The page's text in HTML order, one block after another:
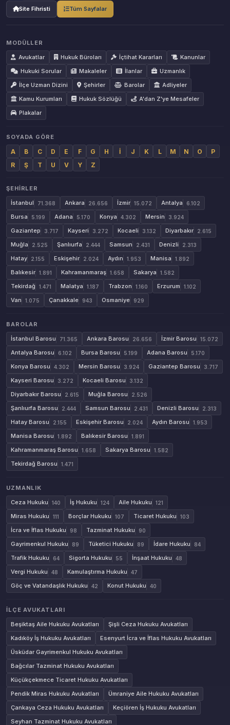
Site Fihristi Tüm Sayfalar
MODÜLLER
Avukatlar
Hukuk Büroları İçtihat Kararları
Kanunlar
Hukuki Sorular
Makaleler İlanlar
Uzmanlık
İlçe Uzman Dizini
Şehirler Barolar
Adliyeler
Kamu Kurumları
Hukuk Sözlüğü
A'dan Z'ye Mesafeler
Plakalar
SOYADA GÖRE
A B C D E F G H İ J K L M N O
P
R
Ş T U V Y Z
ŞEHIRLER
İstanbul
71.368 Ankara 26.656 İzmir 15.072 Antalya 6.102
Bursa 5.199 Adana 5.170 Konya 4.302 Mersin 3.924
Gaziantep 3.717 Kayseri 3.272 Kocaeli 3.132 Diyarbakır 2.615
Muğla 2.525 Şanlıurfa 2.444 Samsun 2.431 Denizli 2.313
Hatay 2.155 Eskişehir 2.024 Aydın 1.953 Manisa 1.892
Balıkesir 1.891 Kahramanmaraş 1.658 Sakarya 1.582
Tekirdağ 1.471 Malatya 1.187 Trabzon 1.160 Erzurum 1.102
Van 1.075 Çanakkale 943 Osmaniye 929
BAROLAR
İstanbul Barosu
71.365 Ankara Barosu 26.656 İzmir Barosu 15.072
Antalya Barosu 6.102 Bursa Barosu 5.199 Adana Barosu 5.170
Konya Barosu 4.302 Mersin Barosu 3.924 Gaziantep Barosu 3.717
Kayseri Barosu 3.272 Kocaeli Barosu 3.132
Diyarbakır Barosu 2.615 Muğla Barosu 2.526
Şanlıurfa Barosu 2.444 Samsun Barosu 2.431 Denizli Barosu 2.313
Hatay Barosu 2.155 Eskişehir Barosu 2.024 Aydın Barosu 1.953
Manisa Barosu 1.892 Balıkesir Barosu 1.891
Kahramanmaraş Barosu 1.658 Sakarya Barosu 1.582
Tekirdağ Barosu 1.471
UZMANLIK
Ceza Hukuku
140 İş Hukuku 124 Aile Hukuku 121
Miras Hukuku 111 Borçlar Hukuku 107 Ticaret Hukuku 103
İcra ve İflas Hukuku 98 Tazminat Hukuku 90
Gayrimenkul Hukuku 89 Tüketici Hukuku 89 İdare Hukuku 84
Trafik Hukuku 64 Sigorta Hukuku 55 İnşaat Hukuku 48
Vergi Hukuku 48 Kamulaştırma Hukuku 47
Göç ve Vatandaşlık Hukuku 42 Konut Hukuku 40
İLÇE AVUKATLARI
Beşiktaş Aile Hukuku Avukatları
Şişli Ceza Hukuku Avukatları
Kadıköy İş Hukuku Avukatları
Esenyurt İcra ve İflas Hukuku Avukatları
Üsküdar Gayrimenkul Hukuku Avukatları
Bağcılar Tazminat Hukuku Avukatları
Küçükçekmece Ticaret Hukuku Avukatları
Pendik Miras Hukuku Avukatları
Ümraniye Aile Hukuku Avukatları
Çankaya Ceza Hukuku Avukatları
Keçiören İş Hukuku Avukatları
Seyhan Tazminat Hukuku Avukatları